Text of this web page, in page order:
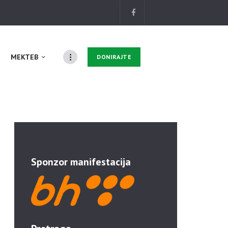
MEKTEB DONIRAJTE
Sponzor manifestacija